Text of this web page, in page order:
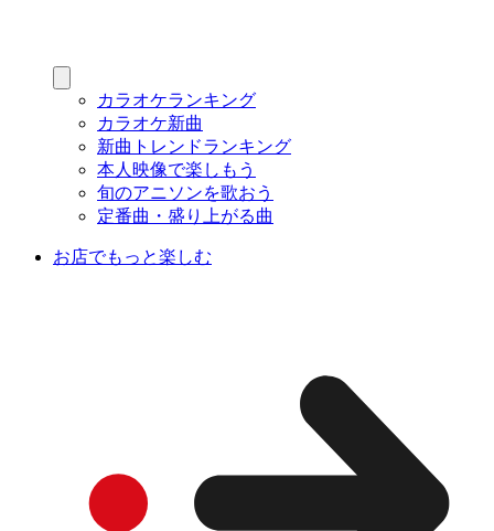
カラオケランキング
カラオケ新曲
新曲トレンドランキング
本人映像で楽しもう
旬のアニソンを歌おう
定番曲・盛り上がる曲
お店でもっと楽しむ